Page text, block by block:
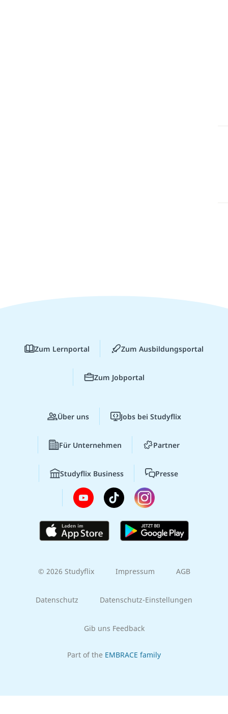
Zum Lernportal Zum Ausbildungsportal
Zum Jobportal
Über uns Jobs bei Studyflix
Für Unternehmen Partner
Studyflix Business Presse
© 2026 Studyflix Impressum AGB
Datenschutz Datenschutz-Einstellungen
Gib uns Feedback
Part of the EMBRACE family